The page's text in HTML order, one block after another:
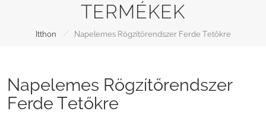
TERMÉKEK
Itthon / Napelemes Rögzítőrendszer Ferde Tetőkre
Napelemes Rögzítőrendszer
Ferde Tetőkre